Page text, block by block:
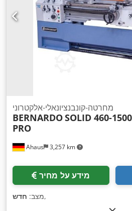
Ahaus 3,257 km
מחרטה-קונבנציונאלי-אלקטרוני
BERNARDOSOLID 460-
PRO
מידע על מחיר
מצב: חדש ,